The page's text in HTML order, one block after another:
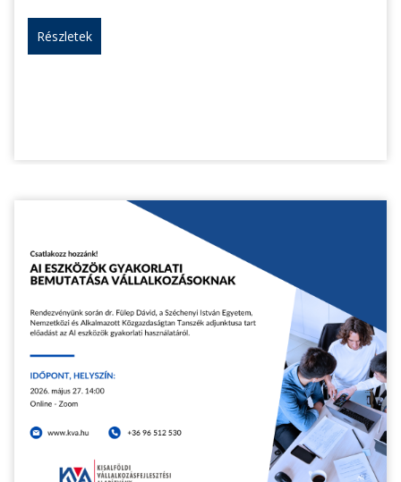
Részletek